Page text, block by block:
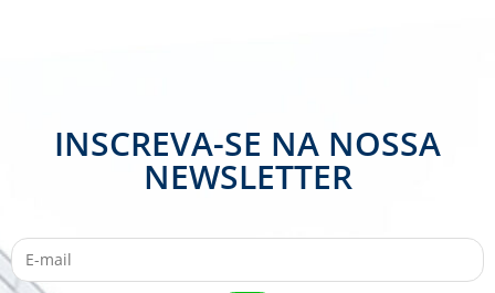
INSCREVA-SE NA NOSSA
NEWSLETTER